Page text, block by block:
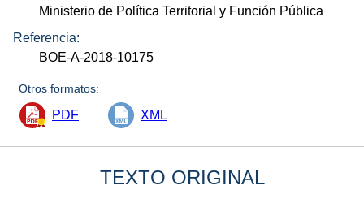
Ministerio de Política Territorial y Función Pública
Referencia:
BOE-A-2018-10175
Otros formatos:
PDF XML
TEXTO ORIGINAL